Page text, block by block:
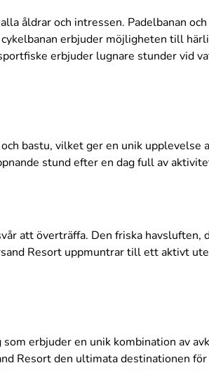
åldrar och intressen. Padelbanan
erbjuder möjligheten till
erbjuder lugnare stunder vid
bastu, vilket ger en unik upplevelse
stund efter en dag full av
att överträffa. Den friska havsluften,
Resort uppmuntrar till ett aktivt
erbjuder en unik kombination av
Resort den ultimata destinationen